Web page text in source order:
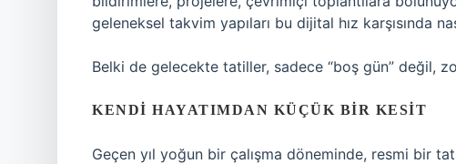
geleneksel takvim yapıları bu dijital hız karşısında
Belki de gelecekte tatiller, sadece “boş gün” değil,
KENDI HAYATIMDAN KÜÇÜK BIR KESIT
Geçen yıl yoğun bir çalışma döneminde, resmi bir